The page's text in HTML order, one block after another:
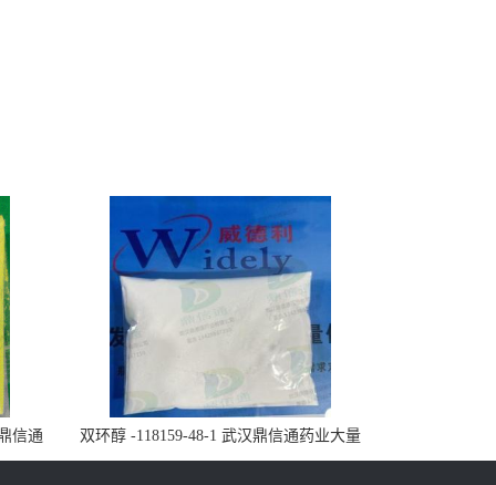
信通
双环醇 -118159-48-1 武汉鼎信通药业大量
现货供应